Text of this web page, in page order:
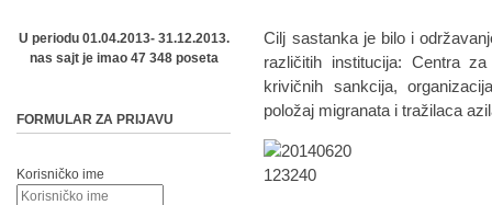
Cilj sastanka je bilo i
različitih institucija: Centra
krivičnih sankcija,
položaj migranata i tražilaca
U periodu 01.04.2013- 31.12.2013.
nas sajt je imao 47 348 poseta
FORMULAR ZA PRIJAVU
Korisničko ime